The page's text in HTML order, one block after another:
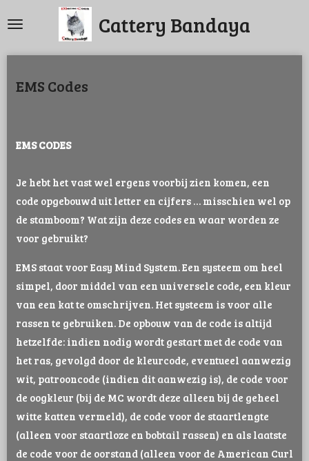
naar
hoofdinhoud
Cattery Bandaya
EMS Codes
EMS CODES
Je hebt het vast wel ergens voorbij zien komen, een
code opgebouwd uit letter en cijfers … misschien wel op
de stamboom? Wat zijn deze codes en waar worden ze
voor gebruikt?
EMS staat voor Easy Mind System. Een systeem om heel
simpel, door middel van een universele code, een kleur
van een kat te omschrijven. Het systeem is voor alle
rassen te gebruiken. De opbouw van de code is altijd
hetzelfde: indien nodig wordt gestart met de code van
het ras, gevolgd door de kleurcode, eventueel aanwezig
wit, patrooncode (indien dit aanwezig is), de code voor
de oogkleur (bij de MC wordt deze alleen bij de geheel
witte katten vermeld), de code voor de staartlengte
(alleen voor staartloze en bobtail rassen) en als laatste
de code voor de oorstand (alleen voor de American Curl